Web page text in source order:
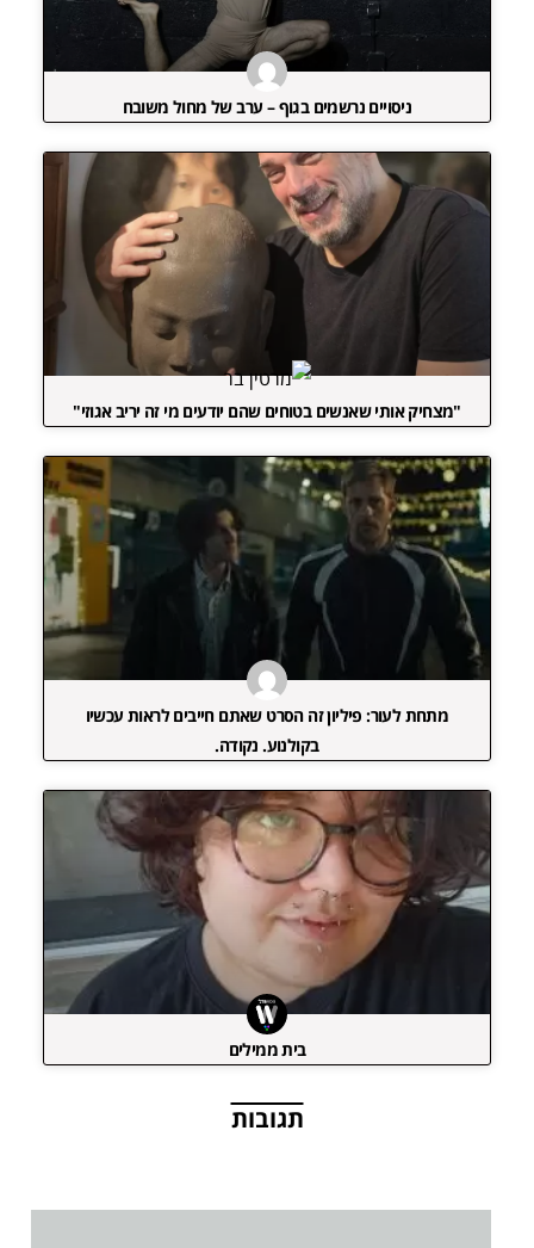
ניסויים נרשמים בגוף – ערב של מחול משובח
"מצחיק אותי שאנשים בטוחים שהם יודעים מי זה יריב אגוזי"
מתחת לעור: פיליון זה הסרט שאתם חייבים לראות עכשיו
בקולנוע. נקודה.
בית ממילים
תגובות